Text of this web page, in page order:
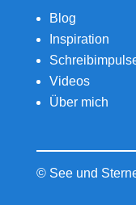
Blog
Inspiration
Videos
Über mich
© See und